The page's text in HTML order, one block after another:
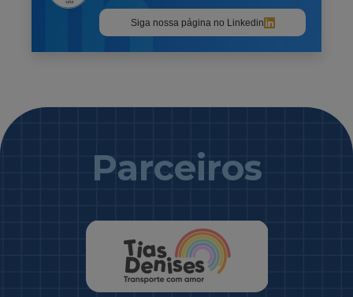
Siga nossa página no Linkedin
Parceiros